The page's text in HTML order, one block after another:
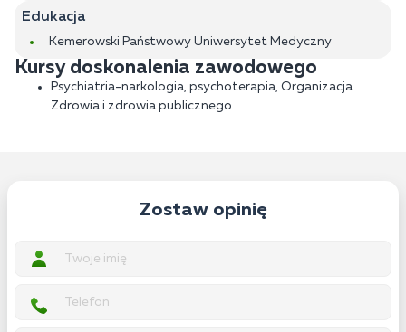
Edukacja
Kemerowski Państwowy Uniwersytet Medyczny
Kursy doskonalenia zawodowego
Psychiatria-narkologia, psychoterapia, Organizacja
Zdrowia i zdrowia publicznego
Zostaw opinię